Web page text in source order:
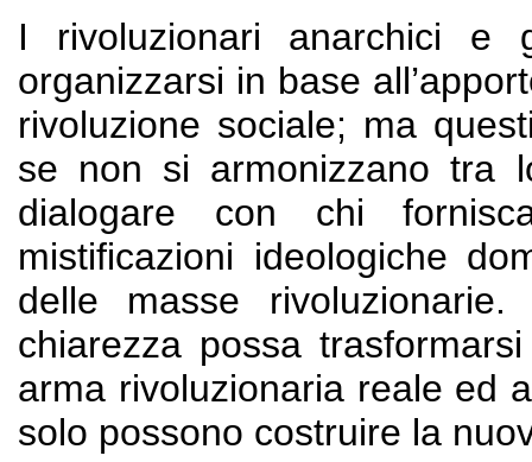
I rivoluzionari anarchici e
organizzarsi in base
rivoluzione sociale; ma
se non si armonizzano tra
dialogare con chi
mistificazioni ideologiche
delle masse
chiarezza possa
arma rivoluzionaria reale ed
solo possono costruire la